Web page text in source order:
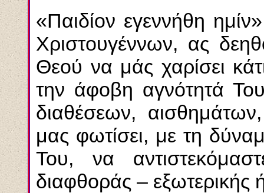
«Παιδίον εγεννήθη
Χριστουγέννων, ας
Θεού να μάς χαρίσει
την άφοβη αγνότητά
διαθέσεων,
μας φωτίσει, με τη
Του, να
διαφθοράς – εξωτερικής